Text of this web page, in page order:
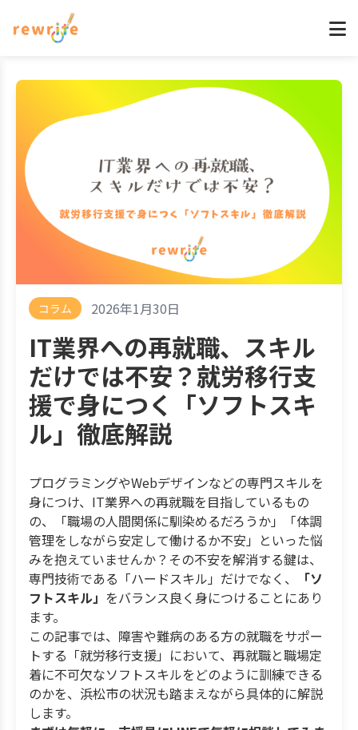
コラム 2026年1月30日
IT業界への再就職、スキル
だけでは不安？就労移行支
援で身につく「ソフトスキ
ル」徹底解説
プログラミングやWebデザインなどの専門スキルを
身につけ、IT業界への再就職を目指しているもの
の、「職場の人間関係に馴染めるだろうか」「体調
管理をしながら安定して働けるか不安」といった悩
みを抱えていませんか？その不安を解消する鍵は、
専門技術である「ハードスキル」だけでなく、
「ソ
フトスキル」 をバランス良く身につけることにあり
ます。
この記事では、障害や難病のある方の就職をサポー
トする「就労移行支援」において、再就職と職場定
着に不可欠なソフトスキルをどのように訓練できる
のかを、浜松市の状況も踏まえながら具体的に解説
します。